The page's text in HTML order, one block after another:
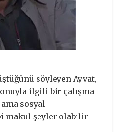
söyleyen Ayvat,
ilgili bir çalışma
sosyal
makul şeyler olabilir